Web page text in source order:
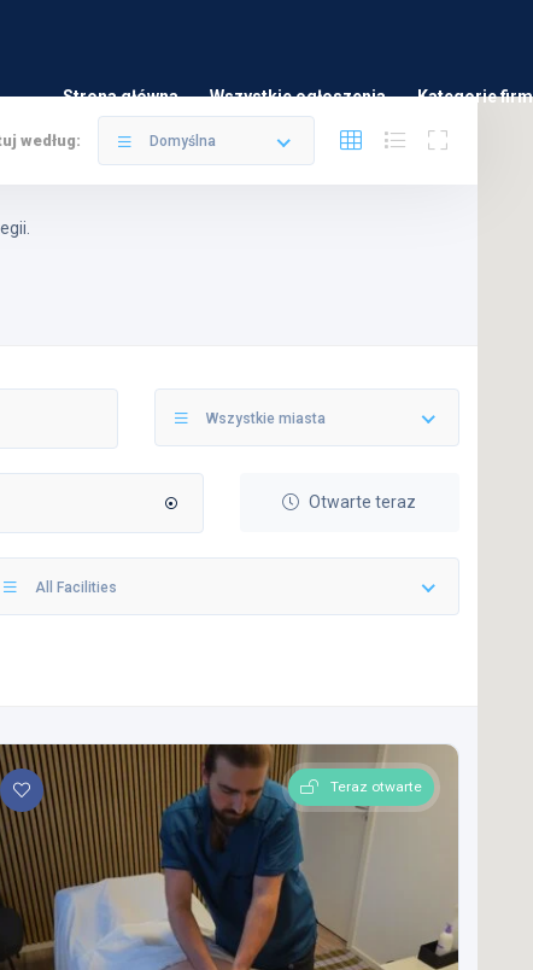
Strona główna Wszystkie ogłoszenia Kategorie firm
według: Domyślna
Wszystkie miasta
Otwarte teraz
All Facilities
Teraz otwarte